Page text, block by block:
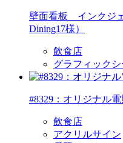
壁面看板 インクジ
Dining17様）
飲食店
グラフィックシ
#8329：オリジナル
飲食店
アクリルサイン